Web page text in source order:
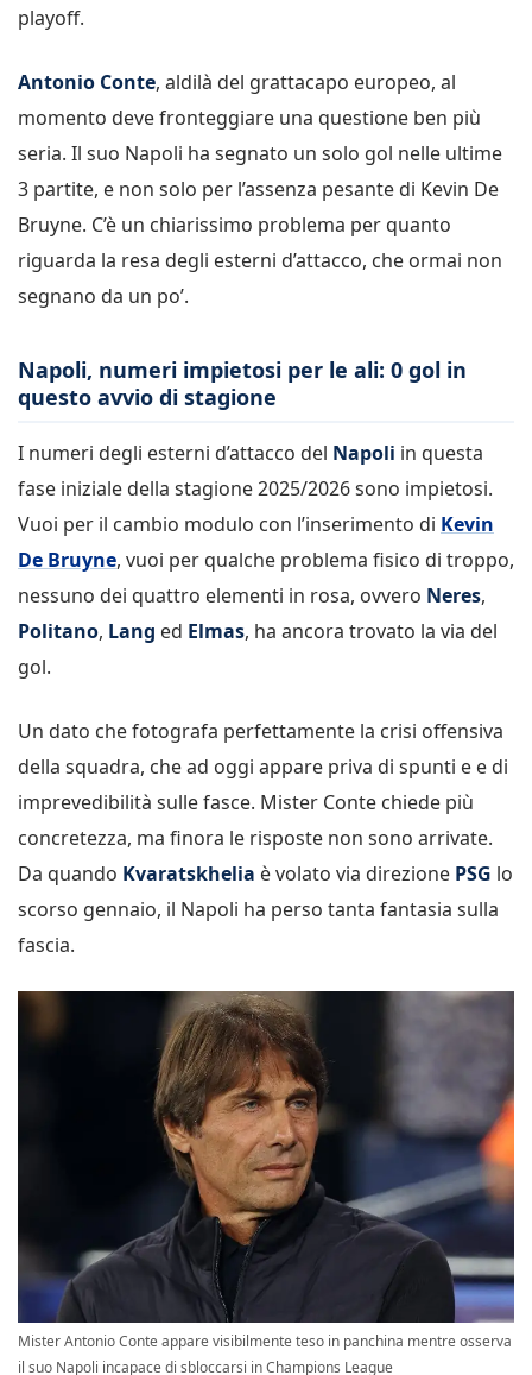
playoff.
Antonio Conte, aldilà del grattacapo europeo, al
momento deve fronteggiare una questione ben più
seria. Il suo Napoli ha segnato un solo gol nelle ultime
3 partite, e non solo per l’assenza pesante di Kevin De
Bruyne. C’è un chiarissimo problema per quanto
riguarda la resa degli esterni d’attacco, che ormai non
segnano da un po’.
Napoli, numeri impietosi per le ali: 0 gol in
questo avvio di stagione
I numeri degli esterni d’attacco del Napoli in questa
fase iniziale della stagione 2025/2026 sono impietosi.
Vuoi per il cambio modulo con l’inserimento di Kevin
De Bruyne, vuoi per qualche problema fisico di troppo,
nessuno dei quattro elementi in rosa, ovvero Neres,
Politano, Lang ed Elmas, ha ancora trovato la via del
gol.
Un dato che fotografa perfettamente la crisi offensiva
della squadra, che ad oggi appare priva di spunti e e di
imprevedibilità sulle fasce. Mister Conte chiede più
concretezza, ma finora le risposte non sono arrivate.
Da quando Kvaratskhelia è volato via direzione PSG lo
scorso gennaio, il Napoli ha perso tanta fantasia sulla
fascia.
Mister Antonio Conte appare visibilmente teso in panchina mentre osserva
il suo Napoli incapace di sbloccarsi in Champions League